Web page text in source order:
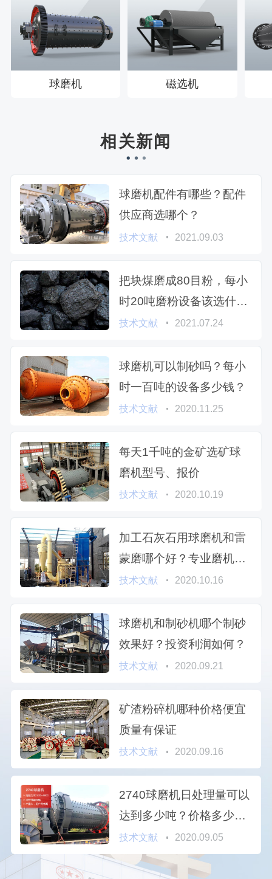
球磨机 磁选机
相关新闻
球磨机配件有哪些？配件
供应商选哪个？
技术文献 2021.09.03
把块煤磨成80目粉，每小
时20吨磨粉设备该选什么
型号
技术文献 2021.07.24
球磨机可以制砂吗？每小
时一百吨的设备多少钱？
技术文献 2020.11.25
每天1千吨的金矿选矿球
磨机型号、报价
技术文献 2020.10.19
加工石灰石用球磨机和雷
蒙磨哪个好？专业磨机厂
家为您解析
技术文献 2020.10.16
球磨机和制砂机哪个制砂
效果好？投资利润如何？
技术文献 2020.09.21
矿渣粉碎机哪种价格便宜
质量有保证
技术文献 2020.09.16
2740球磨机日处理量可以
达到多少吨？价格多少
钱？
技术文献 2020.09.05